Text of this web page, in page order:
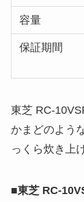
容量
保証期間
東芝 RC-
かまどのよう
っくら炊き上
■東芝 RC-